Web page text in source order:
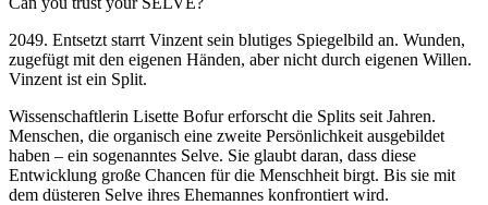
2049. Entsetzt starrt Vinzent sein blutiges Spiegelbild an. Wunden,
zugefügt mit den eigenen Händen, aber nicht durch eigenen Willen.
Vinzent ist ein Split.
Wissenschaftlerin Lisette Bofur erforscht die Splits seit Jahren.
Menschen, die organisch eine zweite Persönlichkeit ausgebildet
haben – ein sogenanntes Selve. Sie glaubt daran, dass diese
Entwicklung große Chancen für die Menschheit birgt. Bis sie mit
dem düsteren Selve ihres Ehemannes konfrontiert wird.